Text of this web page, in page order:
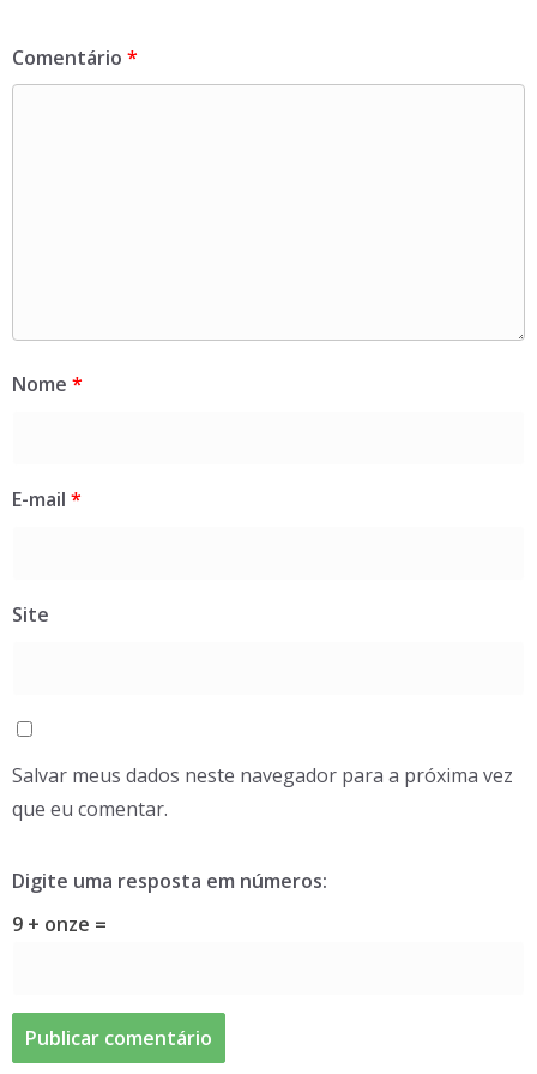
Comentário *
Nome *
E-mail *
Site
Salvar meus dados neste navegador para a próxima vez
que eu comentar.
Digite uma resposta em números:
9 + onze =